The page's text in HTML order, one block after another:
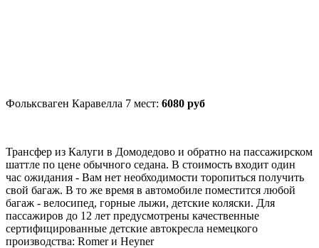
Фольксваген Каравелла 7 мест: 6080 руб
Трансфер из Калуги в Домодедово и обратно на пассажирском
шаттле по цене обычного седана. В стоимость входит один
час ожидания - Вам нет необходимости торопиться получить
свой багаж. В то же время в автомобиле поместится любой
багаж - велосипед, горные лыжи, детские коляски. Для
пассажиров до 12 лет предусмотрены качественные
сертифицированные детские автокресла немецкого
производства: Romer и Heyner